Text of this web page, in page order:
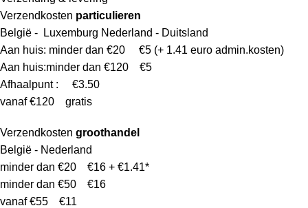
Verzendkosten particulieren
België - Luxemburg Nederland - Duitsland
Aan huis: minder dan €20 €5 (+ 1.41 euro admin.kosten)
Aan huis:minder dan €120 €5
Afhaalpunt : €3.50
vanaf €120 gratis
Verzendkosten groothandel
België - Nederland
minder dan €20 €16 + €1.41*
minder dan €50 €16
vanaf €55 €11